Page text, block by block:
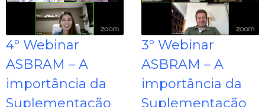
4º Webinar
ASBRAM – A
importância da
Suplementação
3º Webinar
ASBRAM – A
importância da
Suplementação